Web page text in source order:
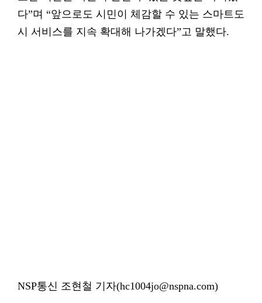
다”며 “앞으로도 시민이 체감할 수 있는 스마트도
시 서비스를 지속 확대해 나가겠다”고 말했다.
NSP통신 조현철 기자(hc1004jo@nspna.com)